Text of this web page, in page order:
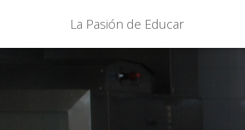
La Pasión de Educar